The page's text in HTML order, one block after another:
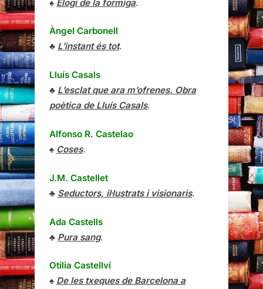
♠ Elogi de la formiga.
Àngel Carbonell
♣ L’instant és tot.
Lluís Casals
♣ L’esclat que ara m’ofrenes. Obra
poètica de Lluís Casals.
Alfonso R. Castelao
♠ Coses.
J.M. Castellet
♣ Seductors, il·lustrats i visionaris.
Ada Castells
♣ Pura sang.
Otília Castellví
♠ De les txeques de Barcelona a